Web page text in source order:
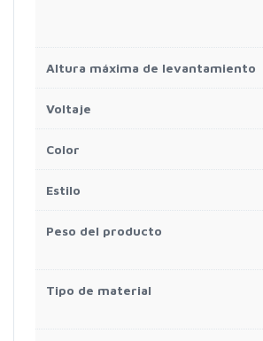
Altura máxima de levantamiento
Voltaje
Color
Estilo
Peso del producto
Tipo de material